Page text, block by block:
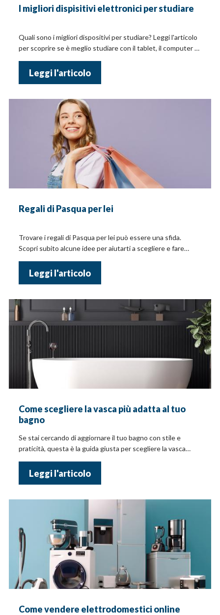
I migliori dispisitivi elettronici per studiare
Quali sono i migliori dispositivi per studiare? Leggi l'articolo
per scoprire se è meglio studiare con il tablet, il computer o
Leggi l'articolo
Regali di Pasqua per lei
Trovare i regali di Pasqua per lei può essere una sfida.
Scopri subito alcune idee per aiutarti a scegliere e fare
Leggi l'articolo
Come scegliere la vasca più adatta al tuo
bagno
Se stai cercando di aggiornare il tuo bagno con stile e
praticità, questa è la guida giusta per scegliere la vasca
Leggi l'articolo
Come vendere elettrodomestici online